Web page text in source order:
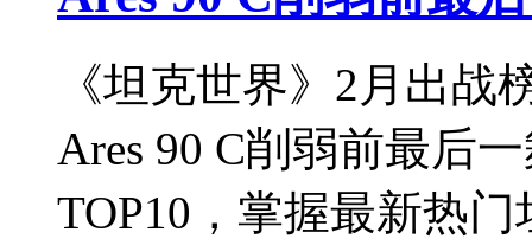
《坦克世界》2月出战
Ares 90 C削弱前最后
TOP10，掌握最新热